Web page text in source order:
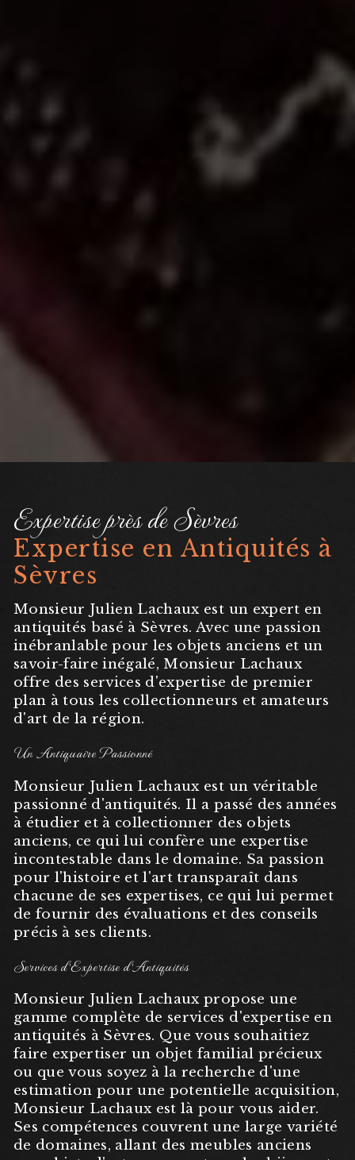
Expertise près de Sèvres
Expertise en Antiquités à
Sèvres
Monsieur Julien Lachaux est un expert en
antiquités basé à Sèvres. Avec une passion
inébranlable pour les objets anciens et un
savoir-faire inégalé, Monsieur Lachaux
offre des services d'expertise de premier
plan à tous les collectionneurs et amateurs
d'art de la région.
Un Antiquaire Passionné
Monsieur Julien Lachaux est un véritable
passionné d'antiquités. Il a passé des années
à étudier et à collectionner des objets
anciens, ce qui lui confère une expertise
incontestable dans le domaine. Sa passion
pour l'histoire et l'art transparaît dans
chacune de ses expertises, ce qui lui permet
de fournir des évaluations et des conseils
précis à ses clients.
Services d'Expertise d'Antiquités
Monsieur Julien Lachaux propose une
gamme complète de services d'expertise en
antiquités à Sèvres. Que vous souhaitiez
faire expertiser un objet familial précieux
ou que vous soyez à la recherche d'une
estimation pour une potentielle acquisition,
Monsieur Lachaux est là pour vous aider.
Ses compétences couvrent une large variété
de domaines, allant des meubles anciens